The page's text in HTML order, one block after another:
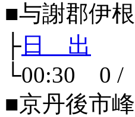
■与謝郡伊
├ 日 出
└00:30 0
■京丹後市